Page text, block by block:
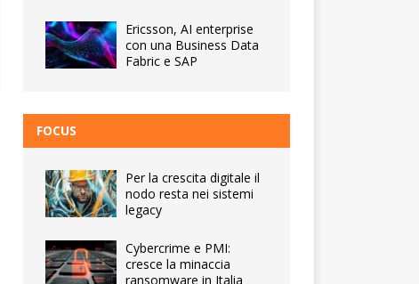
Ericsson, AI enterprise
con una Business Data
Fabric e SAP
FOCUS
Per la crescita digitale il
nodo resta nei sistemi
legacy
Cybercrime e PMI:
cresce la minaccia
ransomware in Italia